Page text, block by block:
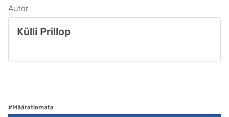
Autor
Külli Prillop
#Määratlemata